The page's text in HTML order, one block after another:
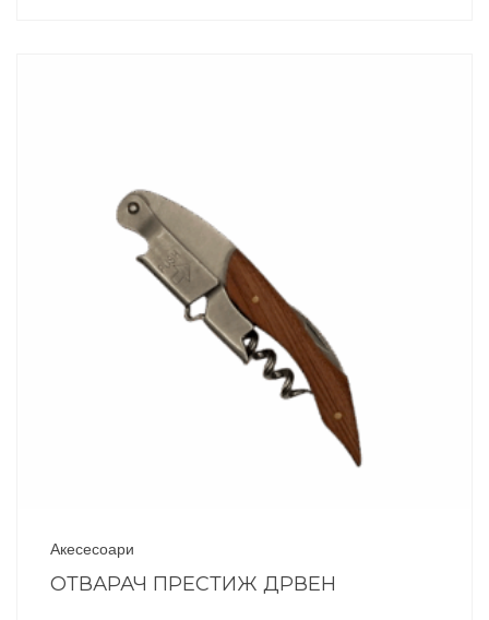
Акесесоари
ОТВАРАЧ ПРЕСТИЖ ДРВЕН